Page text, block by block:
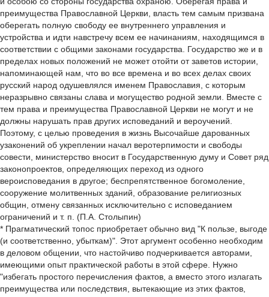
преимущества Православной Церкви, власть тем самым призвана
оберегать полную свободу ее внутреннего управления и
устройства и идти навстречу всем ее начинаниям, находящимся в
соответствии с общими законами государства. Государство же и в
пределах новых положений не может отойти от заветов истории,
напоминающей нам, что во все времена и во всех делах своих
русский народ одушевлялся именем Православия, с которым
неразрывно связаны слава и могущество родной земли. Вместе с
тем права и преимущества Православной Церкви не могут и не
должны нарушать прав других исповеданий и вероучений.
Поэтому, с целью проведения в жизнь Высочайше дарованных
узаконений об укреплении начал веротерпимости и свободы
совести, министерство вносит в Государственную думу и Совет ряд
законопроектов, определяющих переход из одного
вероисповедания в другое; беспрепятственное богомоление,
сооружение молитвенных зданий, образование религиозных
общин, отмену связанных исключительно с исповеданием
ограничений и т. п. (П.А. Столыпин)
* Прагматический топос приобретает обычно вид "К пользе, выгоде
(и соответственно, убыткам)". Этот аргумент особенно необходим
в деловом общении, что настойчиво подчеркивается авторами,
имеющими опыт практической работы в этой сфере. Нужно
"избегать простого перечисления фактов, а вместо этого излагать
преимущества или последствия, вытекающие из этих фактов,